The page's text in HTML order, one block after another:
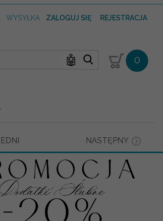
WYSYŁKA ZALOGUJ SIĘ REJESTRACJA
🤖 0
NASTĘPNY